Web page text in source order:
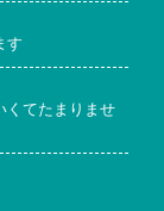
す
くてたまりませ